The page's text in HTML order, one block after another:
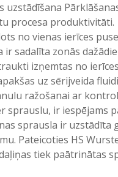
uzstādīšana
procesa produktivitāti.
no vienas ierīces
ir sadalīta zonās
izņemtas no
uz sērijveida
ražošanai ar
sprauslu, ir
sprausla ir
Pateicoties HS
tiek paātrinātas